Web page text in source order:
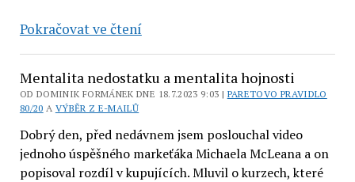
Pokračovat ve čteníE-
vs.
e-
newsletter
Mentalita nedostatku a mentalita hojnosti
OD DOMINIK FORMÁNEK DNE 18.7.2023 9:03 | PARETOVO PRAVIDLO
80/20 A VÝBĚR Z E-MAILŮ
Dobrý den, před nedávnem jsem poslouchal video
jednoho úspěšného markeťáka Michaela McLeana a on
popisoval rozdíl v kupujících. Mluvil o kurzech, které